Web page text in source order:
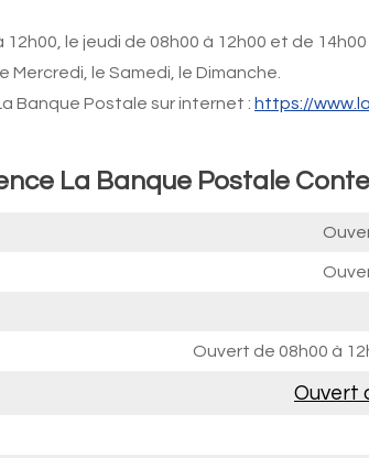
le jeudi de 08h00 à 12h00 et de
le Samedi, le Dimanche.
Banque Postale sur internet : https://
La Banque Postale
Ouvert de 08h00 à
Ouvert